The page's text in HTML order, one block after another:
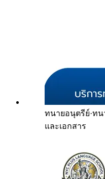
ทนายอนุตรีย์·ทน
และเอกสาร